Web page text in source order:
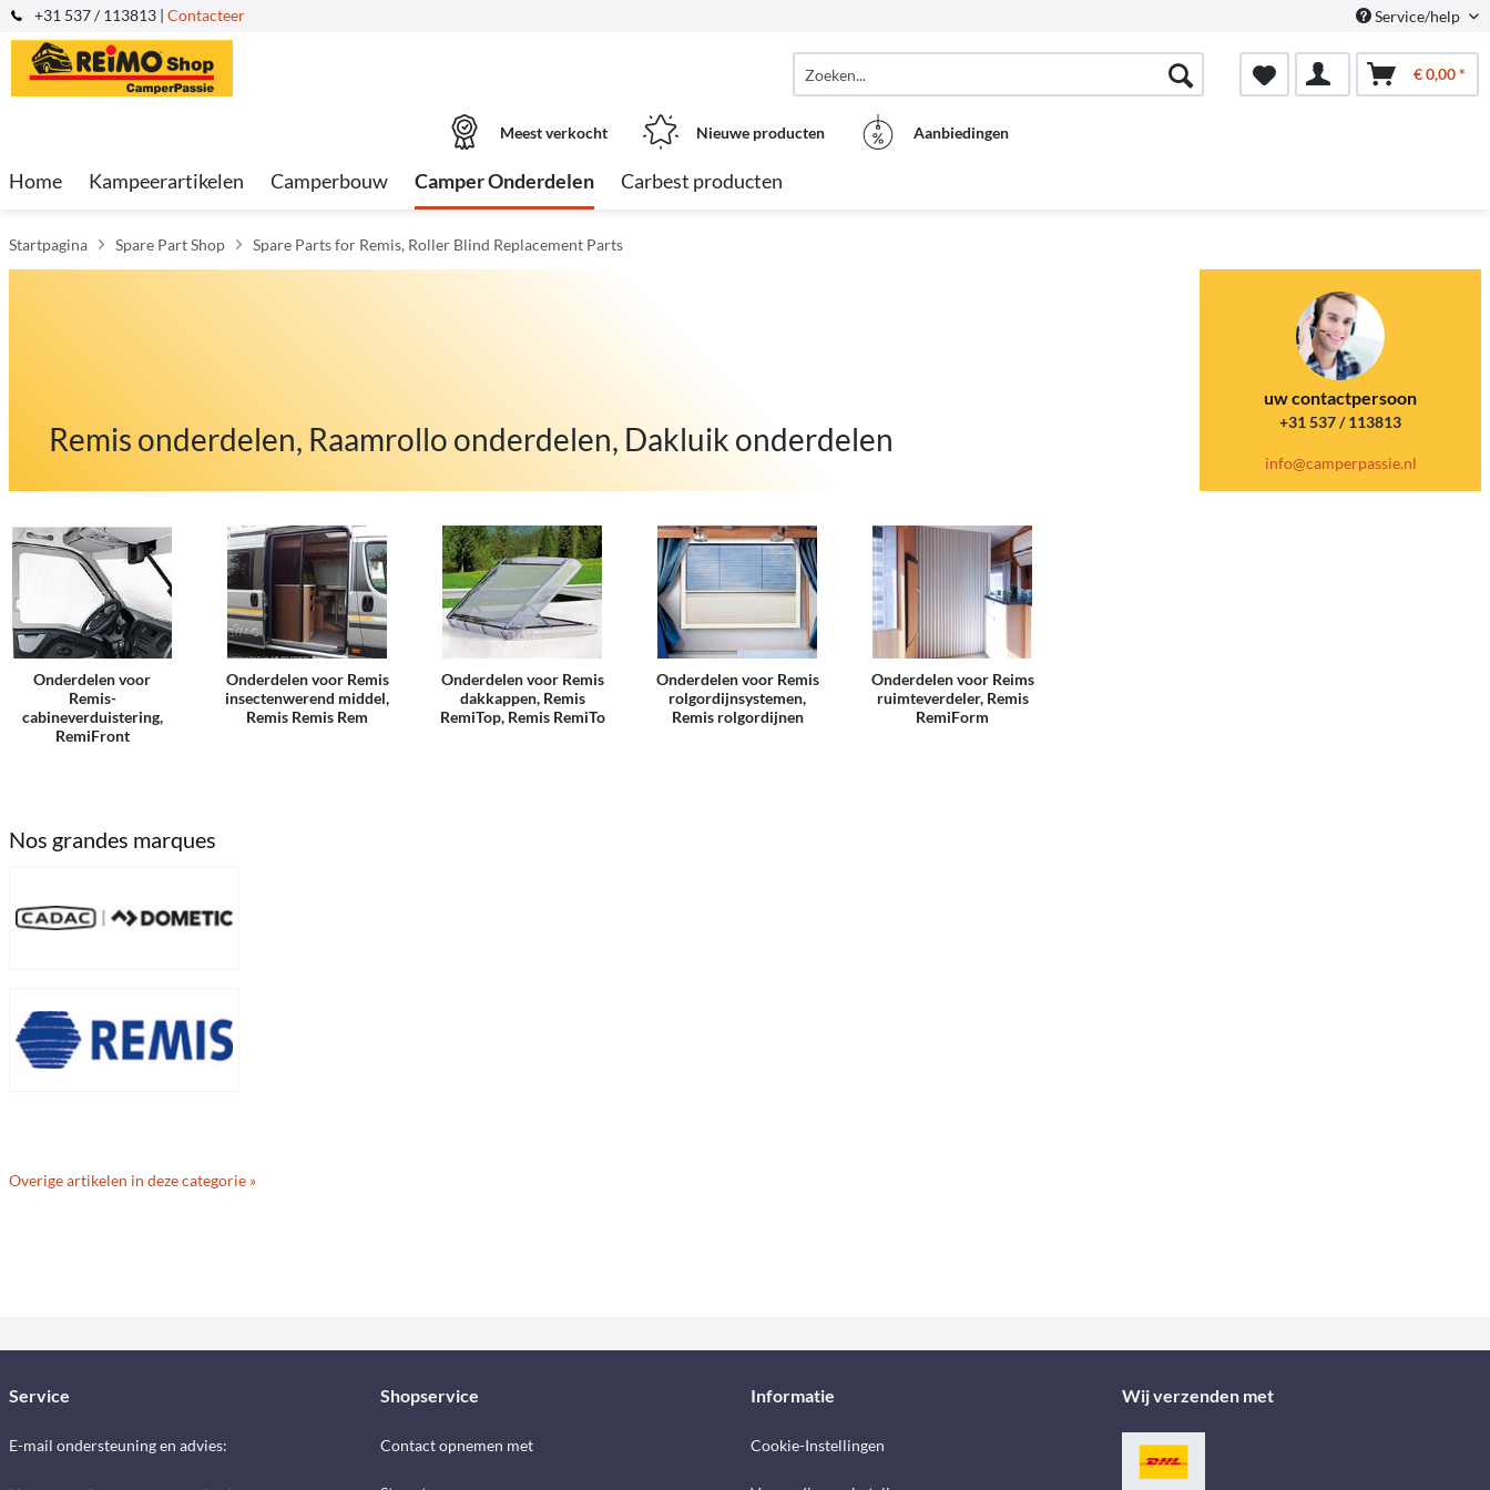
+31 537 / 113813 | Contacteer Service/help
€ 0,00 *
Meest verkocht Nieuwe producten Aanbiedingen
Home Kampeerartikelen Camperbouw Camper Onderdelen Carbest producten
Startpagina Spare Part Shop Spare Parts for Remis, Roller Blind Replacement Parts
Remis onderdelen, Raamrollo onderdelen, Dakluik onderdelen
uw contactpersoon
+31 537 / 113813
info@camperpassie.nl
Onderdelen voor
Remis-
cabineverduistering,
RemiFront
Onderdelen voor Remis
insectenwerend middel,
Remis Remis Rem
Onderdelen voor Remis
dakkappen, Remis
RemiTop, Remis RemiTo
Onderdelen voor Remis
rolgordijnsystemen,
Remis rolgordijnen
Onderdelen voor Reims
ruimteverdeler, Remis
RemiForm
Nos grandes marques
Overige artikelen in deze categorie »
Service
E-mail ondersteuning en advies:
Shopservice
Contact opnemen met
Informatie
Cookie-Instellingen
Wij verzenden met